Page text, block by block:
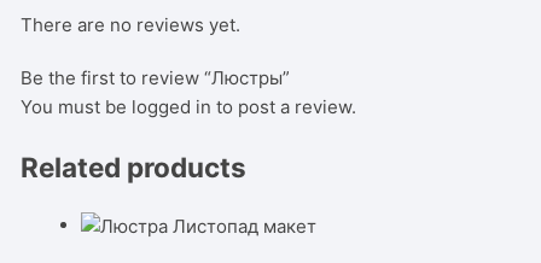
There are no reviews yet.
Be the first to review “Люстры”
You must be logged in to post a review.
Related products